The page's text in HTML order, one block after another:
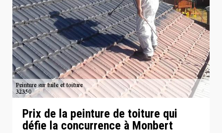
Prix de la peinture de toiture qui
défie la concurrence à Monbert